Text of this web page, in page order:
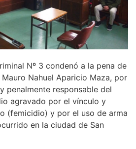
Nº 3 condenó a la pena de
Nahuel Aparicio Maza, por
penalmente responsable del
agravado por el vínculo y
(femicidio) y por el uso de arma
en la ciudad de San